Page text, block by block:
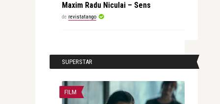
Maxim Radu Niculai – Sens
de revistatango
SUPERSTAR
FILM